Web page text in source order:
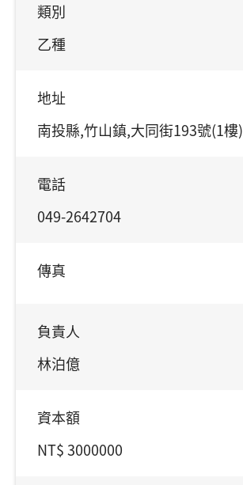
類別
乙種
地址
南投縣,竹山鎮,大同街193號(1樓)
電話
049-2642704
傳真
負責人
林泊億
資本額
NT$ 3000000